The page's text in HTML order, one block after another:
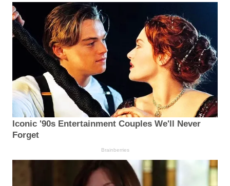
Iconic '90s Entertainment Couples We'll Never
Forget
Brainberries